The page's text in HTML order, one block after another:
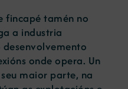
fincapé tamén no
a industria
onde opera. Un
maior parte, na